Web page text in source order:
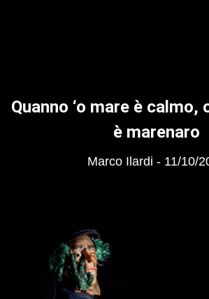
Quanno ‘o mare è calmo,
è marenaro
Marco Ilardi 11/10/